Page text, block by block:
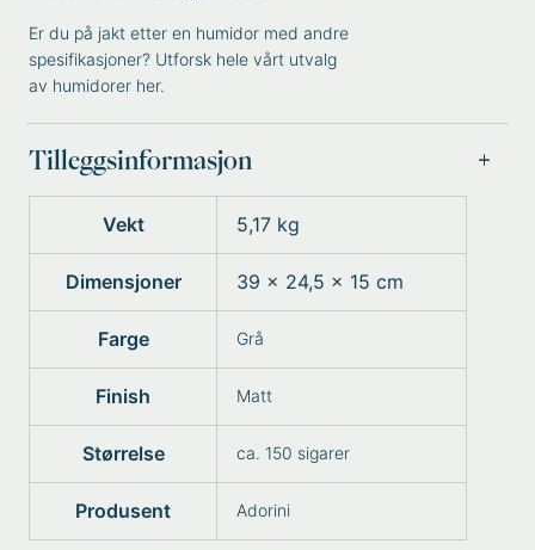
Er du på jakt etter en humidor med andre
spesifikasjoner? Utforsk hele vårt utvalg
av humidorer her.
Tilleggsinformasjon
Vekt 5,17 kg
Dimensjoner 39 × 24,5 × 15 cm
Farge Grå
Finish Matt
Størrelse ca. 150 sigarer
Produsent Adorini